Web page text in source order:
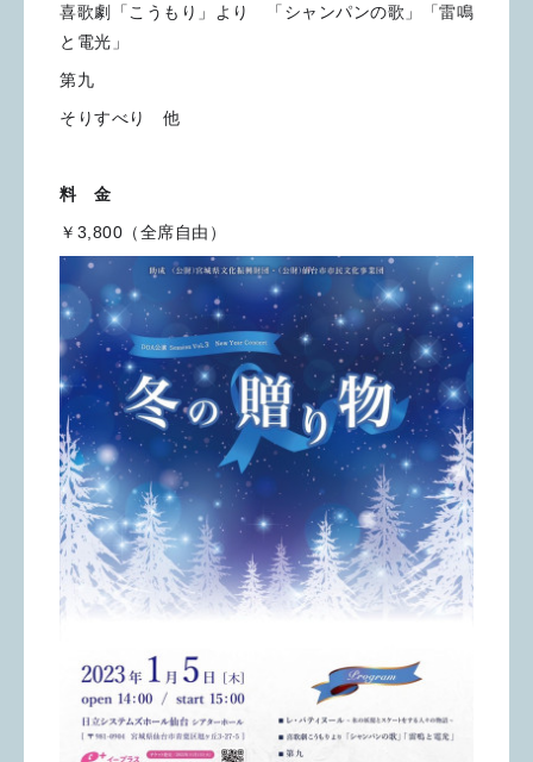
喜歌劇「こうもり」より 「シャンパンの歌」「雷鳴
と電光」
第九
そりすべり 他
料 金
￥3,800（全席自由）